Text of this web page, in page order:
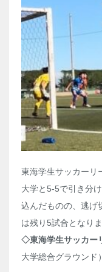
東海学生サッカーリ
大学と5-5で引き分
込んだものの、逃げ
は残り5試合となりま
◇東海学生サッカー
大学総合グラウンド）